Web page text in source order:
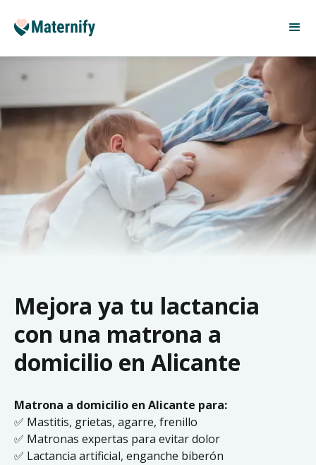
Mejora ya tu lactancia
con una matrona a
domicilio en Alicante
Matrona a domicilio en Alicante para:
✅ Mastitis, grietas, agarre, frenillo
✅ Matronas expertas para evitar dolor
✅ Lactancia artificial, enganche biberón